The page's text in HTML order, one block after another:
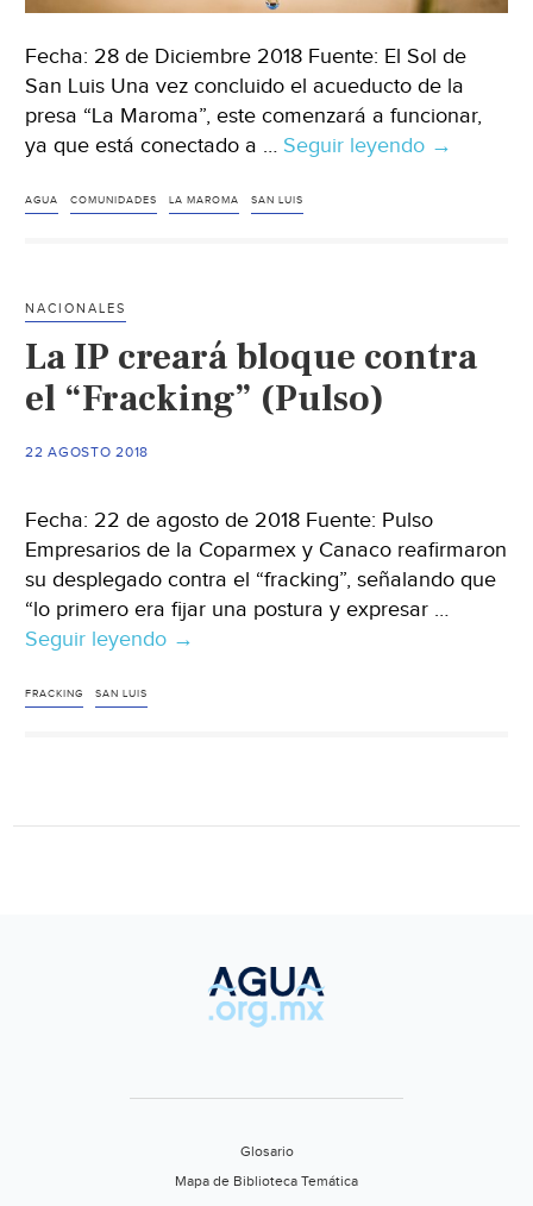
Fecha: 28 de Diciembre 2018 Fuente: El Sol de
San Luis Una vez concluido el acueducto de la
presa “La Maroma”, este comenzará a funcionar,
ya que está conectado a … Seguir leyendo Acueducto
22
San
Luis)
→
AGUA COMUNIDADES LA MAROMA SAN LUIS
NACIONALES
La IP creará bloque contra
el “Fracking” (Pulso)
22 AGOSTO 2018
Fecha: 22 de agosto de 2018 Fuente: Pulso
Empresarios de la Coparmex y Canaco reafirmaron
su desplegado contra el “fracking”, señalando que
“lo primero era fijar una postura y expresar …
Seguir leyendo La
→
FRACKING SAN LUIS
Glosario
Mapa de Biblioteca Temática